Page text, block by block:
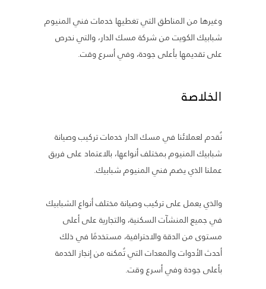
وغيرها من المناطق التي تغطيها خدمات فني المنيوم
شبابيك الكويت من شركة مسك الدار، والتي نحرص
على تقديمها بأعلى جودة، وفي أسرع وقت.
الخلاصة
نُقدم لعملائنا في مسك الدار خدمات تركيب وصيانة
شبابيك المنيوم بمختلف أنواعها، بالاعتماد على فريق
عملنا الذي يضم فني المنيوم شبابيك.
والذي يعمل على تركيب وصيانة مختلف أنواع الشبابيك
في جميع المنشآت السكنية، والتجارية على أعلى
مستوى من الدقة والاحترافية، مستخدمًا في ذلك
أحدث الأدوات والمعدات التي تُمكنه من إنجاز الخدمة
بأعلى جودة وفي أسرع وقت.